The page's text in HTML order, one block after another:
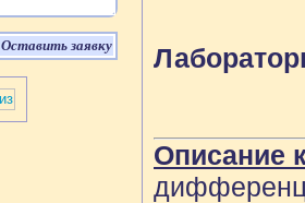
Оставить заявку
Описание